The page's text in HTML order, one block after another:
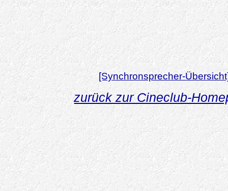
[Synchronsprecher-
zurück zur Cineclub-